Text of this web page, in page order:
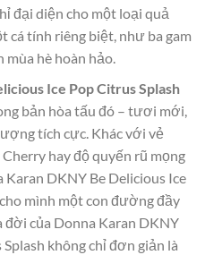
đại diện cho một loại quả
cá tính riêng biệt, như ba gam
hè hoàn hảo.
Ice Pop Citrus Splash
bản hòa tấu đó – tươi mới,
tích cực. Khác với vẻ
hay độ quyến rũ mọng
DKNY Be Delicious Ice
mình một con đường đầy
đời của Donna Karan DKNY
không chỉ đơn giản là